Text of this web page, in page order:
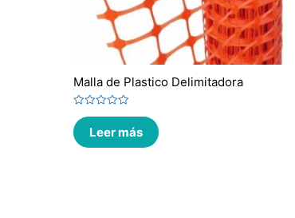
Malla de Plastico Delimitadora
Valorado
en
0
de
Leer más